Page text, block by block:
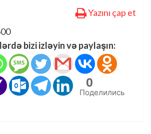
Yazını çap et
bizi izləyin və paylaşın:
0
Поделились